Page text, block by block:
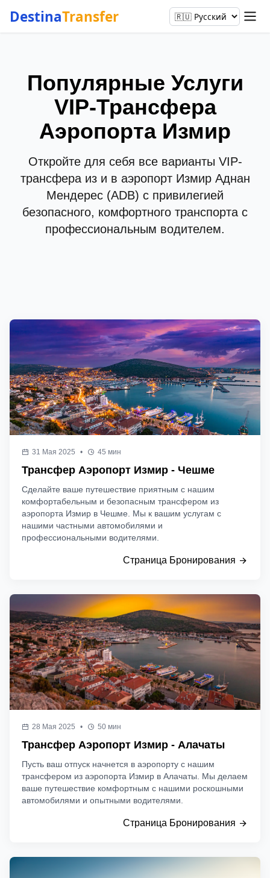
DestinaTransfer
Популярные Услуги
VIP-Трансфера
Аэропорта Измир
Откройте для себя все варианты VIP-
трансфера из и в аэропорт Измир Аднан
Мендерес (ADB) с привилегией
безопасного, комфортного транспорта с
профессиональным водителем.
31 Мая 2025 • 45 мин
Трансфер Аэропорт Измир - Чешме
Сделайте ваше путешествие приятным с нашим
комфортабельным и безопасным трансфером из
аэропорта Измир в Чешме. Мы к вашим услугам с
нашими частными автомобилями и
профессиональными водителями.
Страница Бронирования
28 Мая 2025 • 50 мин
Трансфер Аэропорт Измир - Алачаты
Пусть ваш отпуск начнется в аэропорту с нашим
трансфером из аэропорта Измир в Алачаты. Мы делаем
ваше путешествие комфортным с нашими роскошными
автомобилями и опытными водителями.
Страница Бронирования